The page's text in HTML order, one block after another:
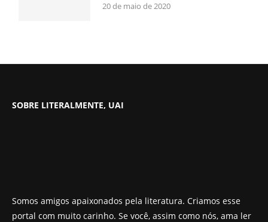
20 de maio de 2020
SOBRE LITERALMENTE, UAI
Somos amigos apaixonados pela literatura. Criamos esse
portal com muito carinho. Se você, assim como nós, ama ler